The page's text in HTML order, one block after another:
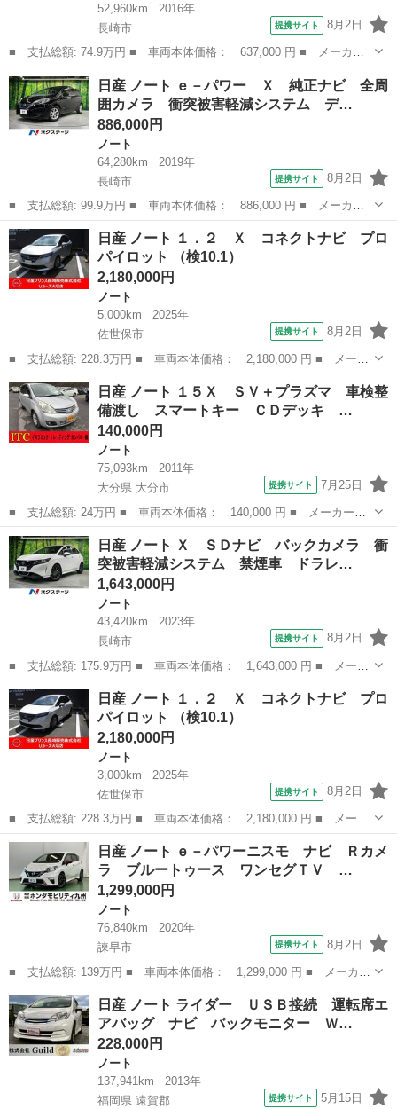
52,960km
2016年
長崎市
提携サイト 8月2日
■ 支払総額: 74.9万円 ■ 車両本体価格： 637,000 円 ■ メーカー
名： 日産 ■ 車種名： ノート ■ グレード名： Ｘ エアロスタ
イル 純正ＳＤナビ バックカメラ 衝突被害軽減システム 禁煙
車 スマートキ...
長崎 長崎市 ノート
日産 ノート ｅ－パワー Ｘ 純正ナビ 全周
囲カメラ 衝突被害軽減システム デ…
886,000円
ノート
64,280km
2019年
長崎市
提携サイト 8月2日
■ 支払総額: 99.9万円 ■ 車両本体価格： 886,000 円 ■ メーカー
名： 日産 ■ 車種名： ノート ■ グレード名： ｅ－パワー
Ｘ 純正ナビ 全周囲カメラ 衝突被害軽減システム デジタルイン
ナーミラー 禁...
長崎 長崎市 ノート
日産 ノート １．２ Ｘ コネクトナビ プロ
パイロット （検10.1）
2,180,000円
ノート
5,000km
2025年
佐世保市
提携サイト 8月2日
■ 支払総額: 228.3万円 ■ 車両本体価格： 2,180,000 円 ■ メーカ
ー名： 日産 ■ 車種名： ノート ■ グレード名： １．２ Ｘ
コネクトナビ プロパイロット ■ 排気量： 1200cc ■ ドア枚数...
長崎 佐世保市 ノート
日産 ノート １５Ｘ ＳＶ＋プラズマ 車検整
備渡し スマートキー ＣＤデッキ …
140,000円
ノート
75,093km
2011年
大分県 大分市
提携サイト 7月25日
■ 支払総額: 24万円 ■ 車両本体価格： 140,000 円 ■ メーカー
名： 日産 ■ 車種名： ノート ■ グレード名： １５Ｘ ＳＶ＋
プラズマ 車検整備渡し スマートキー ＣＤデッキ オートエアコ
ン 電格ミラー ...
大分 大分市 ノート
日産 ノート Ｘ ＳＤナビ バックカメラ 衝
突被害軽減システム 禁煙車 ドラレ…
1,643,000円
ノート
43,420km
2023年
長崎市
提携サイト 8月2日
■ 支払総額: 175.9万円 ■ 車両本体価格： 1,643,000 円 ■ メーカ
ー名： 日産 ■ 車種名： ノート ■ グレード名： Ｘ ＳＤナ
ビ バックカメラ 衝突被害軽減システム 禁煙車 ドラレコ コー
ナーセンサ...
長崎 長崎市 ノート
日産 ノート １．２ Ｘ コネクトナビ プロ
パイロット （検10.1）
2,180,000円
ノート
3,000km
2025年
佐世保市
提携サイト 8月2日
■ 支払総額: 228.3万円 ■ 車両本体価格： 2,180,000 円 ■ メーカ
ー名： 日産 ■ 車種名： ノート ■ グレード名： １．２ Ｘ
コネクトナビ プロパイロット ■ 排気量： 1200cc ■ ドア枚数...
長崎 佐世保市 ノート
日産 ノート ｅ－パワーニスモ ナビ Ｒカメ
ラ ブルートゥース ワンセグＴＶ …
1,299,000円
ノート
76,840km
2020年
諫早市
提携サイト 8月2日
■ 支払総額: 139万円 ■ 車両本体価格： 1,299,000 円 ■ メーカー
名： 日産 ■ 車種名： ノート ■ グレード名： ｅ－パワーニス
モ ナビ Ｒカメラ ブルートゥース ワンセグＴＶ 追突軽減ブレ
ーキ 電格...
長崎 諫早市 ノート
日産 ノート ライダー ＵＳＢ接続 運転席エ
アバッグ ナビ バックモニター Ｗ…
228,000円
ノート
137,941km
2013年
福岡県 遠賀郡
提携サイト 5月15日